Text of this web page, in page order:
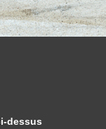
dessus